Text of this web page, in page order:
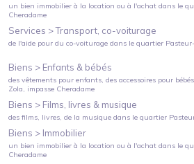
un bien immobilier à la location ou à l'achat dans le
Cheradame
Services >Transport, co-voiturage
de l'aide pour du co-voiturage dans le quartier
Biens > Enfants & bébés
des vêtements pour enfants, des accessoires pour bébés
Zola, impasse Cheradame
Biens > Films, livres & musique
des films, livres, de la musique dans le quartier
Biens > Immobilier
un bien immobilier à la location ou à l'achat dans le
Cheradame